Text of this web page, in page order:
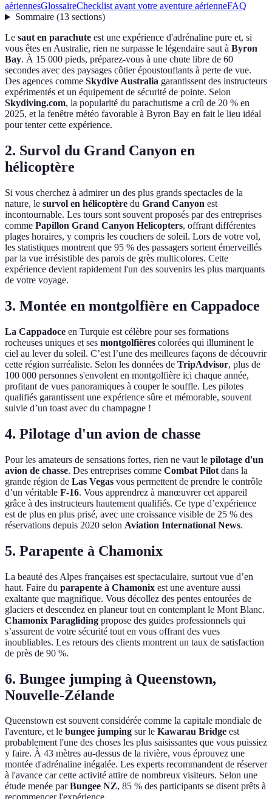
aériennesGlossaireChecklist avant votre aventure aérienneFAQ
Sommaire(13 sections)
Le saut en parachute est une expérience d'adrénaline pure et, si
vous êtes en Australie, rien ne surpasse le légendaire saut à Byron
Bay. À 15 000 pieds, préparez-vous à une chute libre de 60
secondes avec des paysages côtier époustouflants à perte de vue.
Des agences comme Skydive Australia garantissent des instructeurs
expérimentés et un équipement de sécurité de pointe. Selon
Skydiving.com, la popularité du parachutisme a crû de 20 % en
2025, et la fenêtre météo favorable à Byron Bay en fait le lieu idéal
pour tenter cette expérience.
2. Survol du Grand Canyon en
hélicoptère
Si vous cherchez à admirer un des plus grands spectacles de la
nature, le survol en hélicoptère du Grand Canyon est
incontournable. Les tours sont souvent proposés par des entreprises
comme Papillon Grand Canyon Helicopters, offrant différentes
plages horaires, y compris les couchers de soleil. Lors de votre vol,
les statistiques montrent que 95 % des passagers sortent émerveillés
par la vue irrésistible des parois de grès multicolores. Cette
expérience devient rapidement l'un des souvenirs les plus marquants
de votre voyage.
3. Montée en montgolfière en Cappadoce
La Cappadoce en Turquie est célèbre pour ses formations
rocheuses uniques et ses montgolfières colorées qui illuminent le
ciel au lever du soleil. C’est l’une des meilleures façons de découvrir
cette région surréaliste. Selon les données de TripAdvisor, plus de
100 000 personnes s'envolent en montgolfière ici chaque année,
profitant de vues panoramiques à couper le souffle. Les pilotes
qualifiés garantissent une expérience sûre et mémorable, souvent
suivie d’un toast avec du champagne !
4. Pilotage d'un avion de chasse
Pour les amateurs de sensations fortes, rien ne vaut le pilotage d'un
avion de chasse. Des entreprises comme Combat Pilot dans la
grande région de Las Vegas vous permettent de prendre le contrôle
d’un véritable F-16. Vous apprendrez à manœuvrer cet appareil
grâce à des instructeurs hautement qualifiés. Ce type d’expérience
est de plus en plus prisé, avec une croissance visible de 25 % des
réservations depuis 2020 selon Aviation International News.
5. Parapente à Chamonix
La beauté des Alpes françaises est spectaculaire, surtout vue d’en
haut. Faire du parapente à Chamonix est une aventure aussi
exaltante que magnifique. Vous décollez des pentes entourées de
glaciers et descendez en planeur tout en contemplant le Mont Blanc.
Chamonix Paragliding propose des guides professionnels qui
s’assurent de votre sécurité tout en vous offrant des vues
inoubliables. Les retours des clients montrent un taux de satisfaction
de près de 90 %.
6. Bungee jumping à Queenstown,
Nouvelle-Zélande
Queenstown est souvent considérée comme la capitale mondiale de
l'aventure, et le bungee jumping sur le Kawarau Bridge est
probablement l'une des choses les plus saisissantes que vous puissiez
y faire. À 43 mètres au-dessus de la rivière, vous éprouvez une
montée d'adrénaline inégalée. Les experts recommandent de réserver
à l'avance car cette activité attire de nombreux visiteurs. Selon une
étude menée parBungee NZ, 85 % des participants se disent prêts à